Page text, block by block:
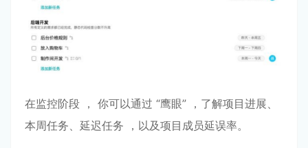
在监控阶段 ， 你可以通过 “鹰眼” ，了解项⽬进展、
本周任务、延迟任务 ，以及项⽬成员延误率。